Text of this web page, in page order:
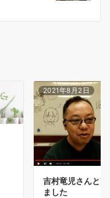
2021年8月2日
吉村竜児さんと
ました